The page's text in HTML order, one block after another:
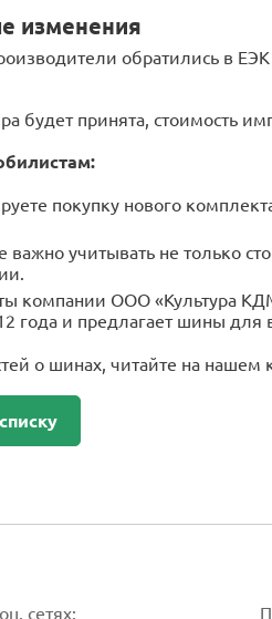
изменения
обратились в
будет принята, стоимость
покупку нового
учитывать не только
компании ООО «Культура
года и предлагает шины для
о шинах, читайте на нашем
сетях: